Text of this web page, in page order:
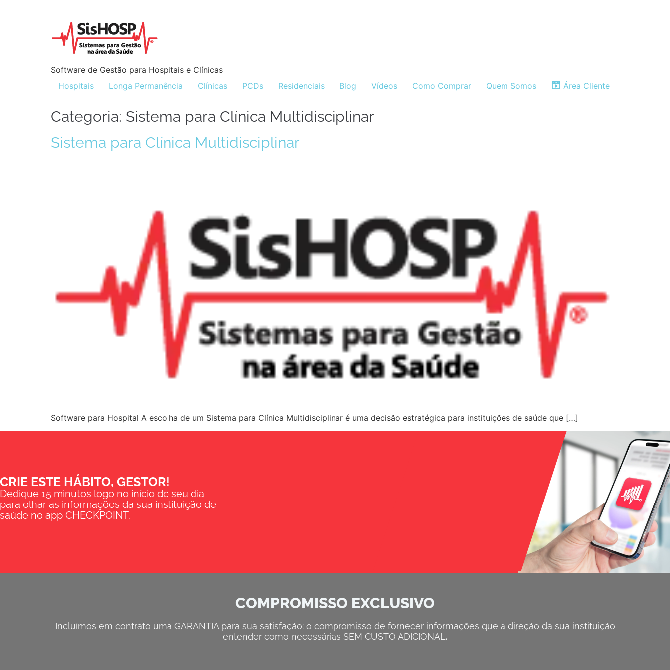
Software de Gestão para Hospitais e Clínicas
Hospitais
Longa Permanência Clínicas PCDs Residenciais Blog Vídeos Como Comprar Quem Somos Área Cliente
Categoria: Sistema para Clínica Multidisciplinar
Sistema para Clínica Multidisciplinar
Software para Hospital A escolha de um Sistema para Clínica Multidisciplinar é uma decisão estratégica para instituições de saúde que […]
CRIE ESTE HÁBITO, GESTOR!
Dedique 15 minutos logo no início do seu dia
para olhar as informações da sua instituição de
saúde no app CHECKPOINT.
COMPROMISSO EXCLUSIVO
Incluímos em contrato uma GARANTIA para sua satisfação: o compromisso de fornecer informações que a direção da sua instituição
entender como necessárias SEM CUSTO ADICIONAL .